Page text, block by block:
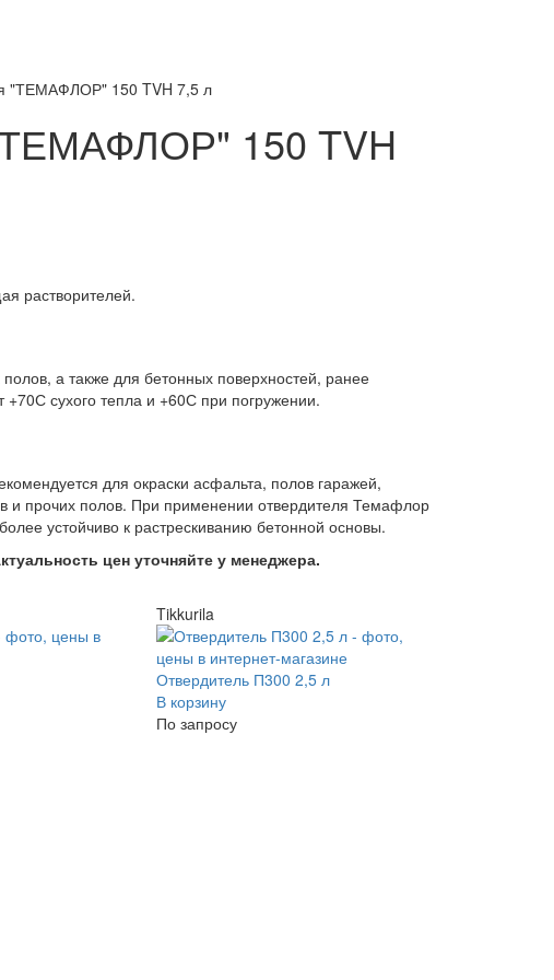
"ТЕМАФЛОР" 150 TVH 7,5 л
150 TVH
растворителей.
а также для бетонных поверхностей, ранее
сухого тепла и +60С при погружении.
для окраски асфальта, полов гаражей,
и прочих полов. При применении отвердителя Темафлор
устойчиво к растрескиванию бетонной основы.
цен уточняйте у менеджера.
Tikkurila
Отвердитель П300 2,5 л
В корзину
По запросу